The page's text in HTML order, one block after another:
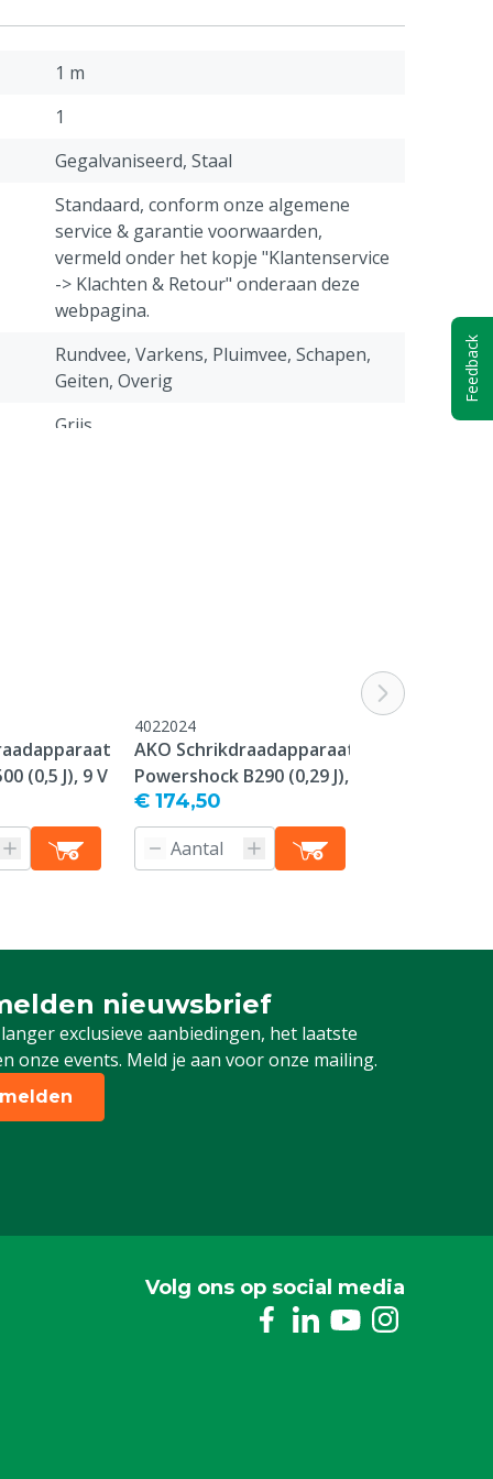
1 m
1
Gegalvaniseerd, Staal
Standaard, conform onze algemene
service & garantie voorwaarden,
vermeld onder het kopje "Klantenservice
-> Klachten & Retour" onderaan deze
webpagina.
Rundvee, Varkens, Pluimvee, Schapen,
Geiten, Overig
Grijs
(0,5 J), 9 V
4022024
AKO Schrikdraadapparaat
Powershock B290 (0,29 J), 9
V
€ 174,50
nieuwsbrief
exclusieve aanbiedingen, het laatste
onze events. Meld je aan voor onze mailing.
in voor onze nieuwsbrief
Volg ons op social media
Feedback